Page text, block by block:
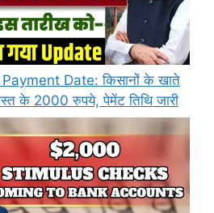
Date: किसानों के खाते
के 2000 रुपये, पेमेंट तिथि जारी